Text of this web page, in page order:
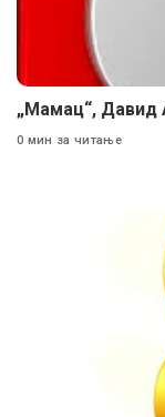
„Мамац“, Давид
0 мин за читање